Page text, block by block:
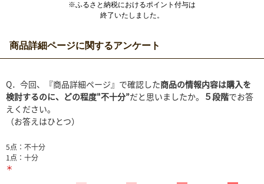
※ふるさと納税におけるポイント付与は
終了いたしました。
商品詳細ページに関するアンケート